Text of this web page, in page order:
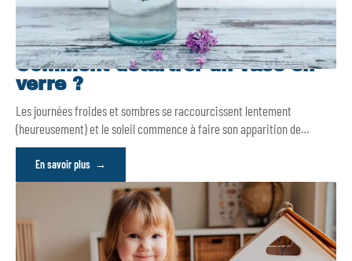
Comment détartrer un vase en
verre ?
Les journées froides et sombres se raccourcissent lentement
(heureusement) et le soleil commence à faire son apparition de…
En savoir plus